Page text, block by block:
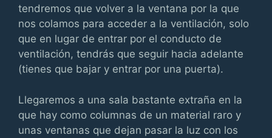
tendremos que volver a la ventana por la que
nos colamos para acceder a la ventilación, solo
que en lugar de entrar por el conducto de
ventilación, tendrás que seguir hacia adelante
(tienes que bajar y entrar por una puerta).
Llegaremos a una sala bastante extraña en la
que hay como columnas de un material raro y
unas ventanas que dejan pasar la luz con los